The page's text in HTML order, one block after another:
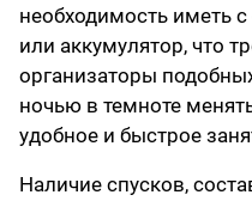
необходимость иметь
или аккумулятор, что
организаторы
ночью в темноте
удобное и быстрое
Наличие спусков,